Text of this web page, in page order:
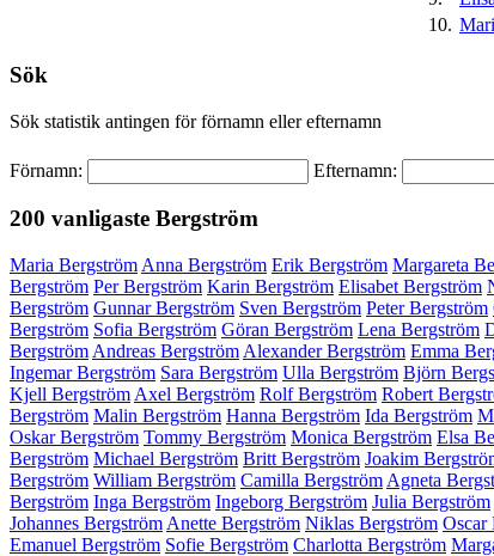
10.
Sök
Sök statistik antingen för förnamn eller efternamn
Förnamn: Efternamn:
200 vanligaste Bergström
Maria Bergström Anna Bergström Erik Bergström Margareta
Bergström Per Bergström Karin Bergström Elisabet Bergström
Bergström Gunnar Bergström Sven Bergström Peter Bergström
Bergström Sofia Bergström Göran Bergström Lena Bergström
Bergström Andreas Bergström Alexander Bergström Emma
Ingemar Bergström Sara Bergström Ulla Bergström Björn
Kjell Bergström Axel Bergström Rolf Bergström Robert
Bergström Malin Bergström Hanna Bergström Ida Bergström
Oskar Bergström Tommy Bergström Monica Bergström Elsa
Bergström Michael Bergström Britt Bergström Joakim
Bergström William Bergström Camilla Bergström Agneta
Bergström Inga Bergström Ingeborg Bergström Julia Bergström
Johannes Bergström Anette Bergström Niklas Bergström Oscar
Emanuel Bergström Sofie Bergström Charlotta Bergström